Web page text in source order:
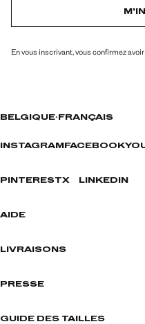
En vous inscrivant, vous confirmez avoir
BELGIQUE· FRANÇAIS
INSTAGRAM FACEBOOK
PINTERESTX LINKEDIN
AIDE
LIVRAISONS
PRESSE
GUIDE DES TAILLES